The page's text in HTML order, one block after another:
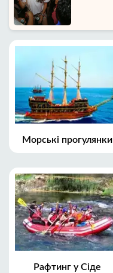
Морські прогулянки
Рафтинг у Сіде